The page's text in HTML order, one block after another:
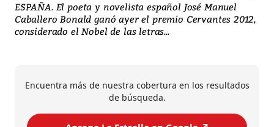
ESPAÑA. El poeta y novelista español José Manuel
Caballero Bonald ganó ayer el premio Cervantes 2012,
considerado el Nobel de las letras...
Encuentra más de nuestra cobertura en los resultados
de búsqueda.